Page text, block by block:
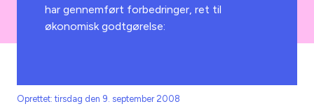
har gennemført forbedringer, ret til
økonomisk godtgørelse:
Oprettet: tirsdag den 9. september 2008